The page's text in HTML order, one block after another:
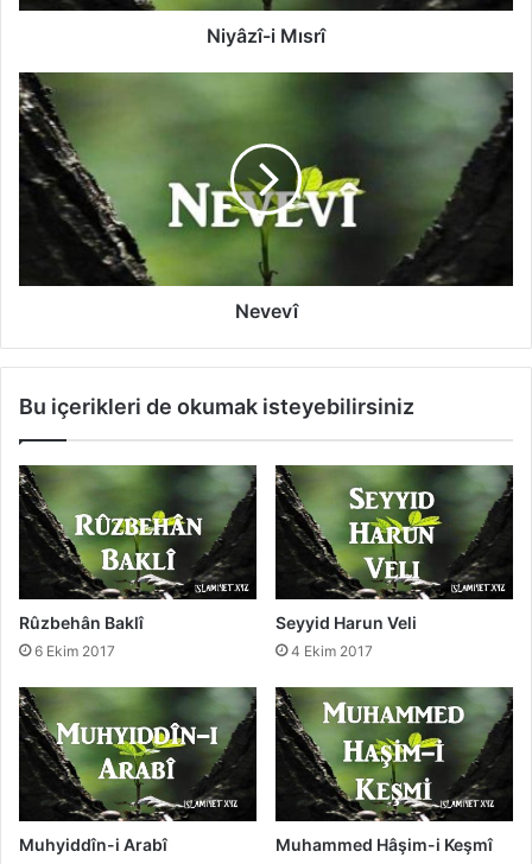
M
r
î
Niyâzî-i Mısrî
N
e
v
v
Nevevî
Bu içerikleri de okumak isteyebilirsiniz
Rûzbehân Baklî
6 Ekim 2017
Seyyid Harun Veli
4 Ekim 2017
Muhyiddîn-i Arabî Muhammed Hâşim-i Keşmî